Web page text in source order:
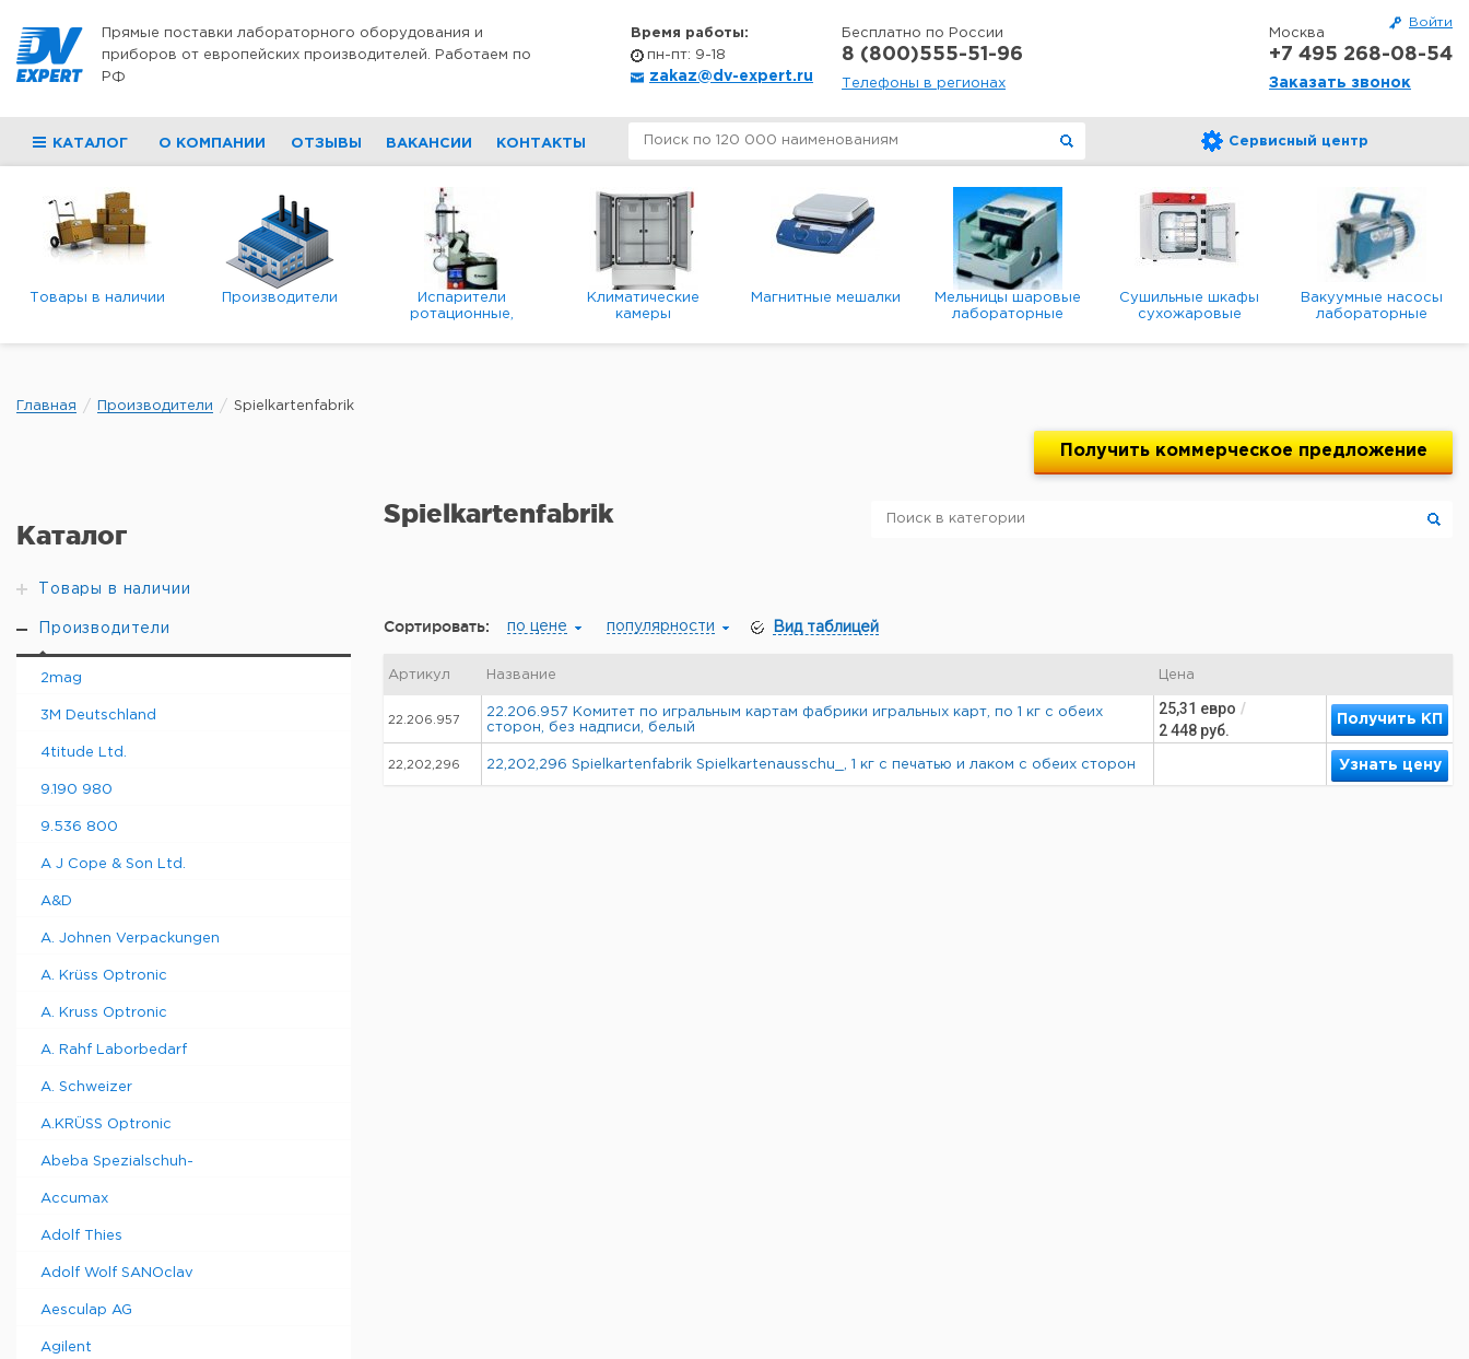
Войти
Прямые поставки лабораторного оборудования и
приборов от европейских производителей. Работаем по
РФ
Время работы:
пн-пт: 9-18
zakaz@dv-expert.ru
Бесплатно по России
8 (800)555-51-96
Телефоны в регионах
Москва
+7 495 268-08-54
Заказать звонок
КАТАЛОГ О КОМПАНИИ ОТЗЫВЫ ВАКАНСИИ КОНТАКТЫ Сервисный центр
Товары в наличии Производители
Испарители
ротационные,
вакуумные
Климатические
камеры
Магнитные мешалки
Мельницы шаровые
лабораторные
Сушильные шкафы
сухожаровые
Вакуумные насосы
лабораторные
мембранные
Главная Производители Spielkartenfabrik
Получить коммерческое предложение
Каталог
Товары в наличии
Производители
2mag
3M Deutschland
4titude Ltd.
9.190 980
9.536 800
A J Cope & Son Ltd.
A&D
A. Johnen Verpackungen
A. Krüss Optronic
A. Kruss Optronic
A. Rahf Laborbedarf
A. Schweizer
A.KRÜSS Optronic
Abeba Spezialschuh-
Accumax
Adolf Thies
Adolf Wolf SANOclav
Aesculap AG
Agilent
Spielkartenfabrik
Сортировать: по цене популярности Вид таблицей
Артикул Название Цена
22.206.957
22.206.957 Комитет по игральным картам фабрики игральных карт, по 1 кг с обеих
сторон, без надписи, белый
25,31 евро /
2 448 руб.
Получить КП
22,202,296 22,202,296 Spielkartenfabrik Spielkartenausschu_, 1 кг с печатью и лаком с обеих сторон Узнать цену